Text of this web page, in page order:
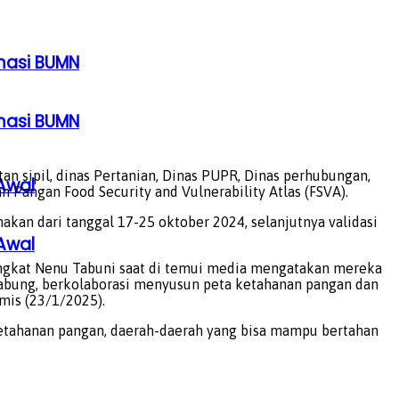
BUMN
BUMN
sipil, dinas Pertanian, Dinas PUPR, Dinas perhubungan,
Pangan Food Security and Vulnerability Atlas (FSVA).
dari tanggal 17-25 oktober 2024, selanjutnya validasi
Nenu Tabuni saat di temui media mengatakan mereka
berkolaborasi menyusun peta ketahanan pangan dan
(23/1/2025).
pangan, daerah-daerah yang bisa mampu bertahan